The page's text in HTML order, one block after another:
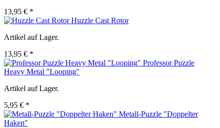
13,95 € *
Huzzle Cast Rotor
Artikel auf Lager.
13,95 € *
Professor Puzzle
Heavy Metal "Looping"
Artikel auf Lager.
5,95 € *
Metall-Puzzle "Doppelter
Haken"